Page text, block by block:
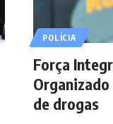
POLÍCIA
Força
de drogas